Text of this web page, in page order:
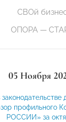
СВОй
ОПОРА —
05 Ноября
законодательстве
профильного
РОССИИ» за